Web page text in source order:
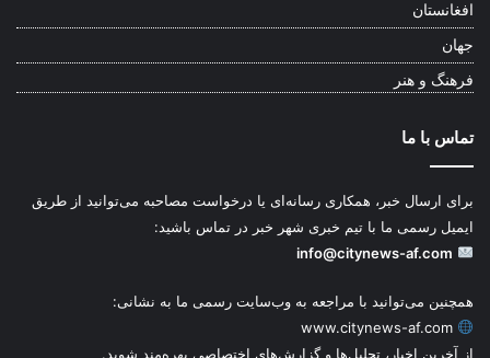
افغانستان
جهان
فرهنگ و هنر
تماس با ما
برای ارسال خبر، همکاری رسانه‌ای یا درخواست مصاحبه می‌توانید از طریق
ایمیل رسمی ما با تیم خبری شهر خبر در تماس باشید:
info@citynews-af.com
همچنین می‌توانید با مراجعه به وب‌سایت رسمی ما به نشانی:
www.citynews-af.com
از آخرین اخبار، تحلیل‌ها و گزارش‌های اختصاصی بهره‌مند شوید.